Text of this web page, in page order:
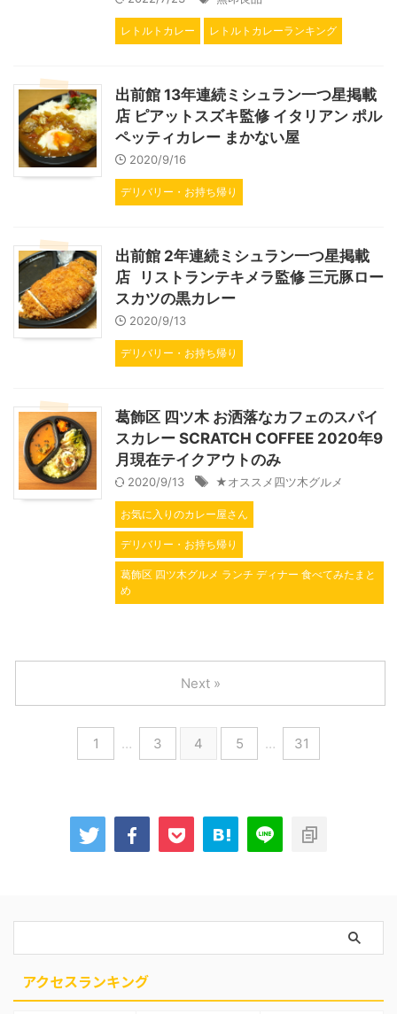
レトルトカレー レトルトカレーランキング
出前館 13年連続ミシュラン一つ星掲載
店 ピアットスズキ監修 イタリアン ポル
ペッティカレー まかない屋
2020/9/16
デリバリー・お持ち帰り
出前館 2年連続ミシュラン一つ星掲載
店 リストランテキメラ監修 三元豚ロー
スカツの黒カレー
2020/9/13
デリバリー・お持ち帰り
葛飾区 四ツ木 お洒落なカフェのスパイ
スカレー SCRATCH COFFEE 2020年9
月現在テイクアウトのみ
2020/9/13 ★オススメ四ツ木グルメ
お気に入りのカレー屋さん
デリバリー・お持ち帰り
葛飾区 四ツ木グルメ ランチ ディナー 食べてみたまと
め
1 … 3 4 5 … 31
Next »
アクセスランキング